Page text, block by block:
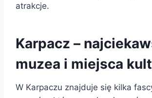
atrakcje.
Karpacz –
muzea i miejsca
W Karpaczu znajduje się kilka